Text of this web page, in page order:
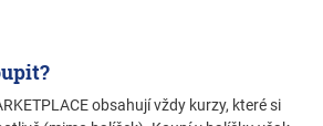
obsahují vždy kurzy, které si